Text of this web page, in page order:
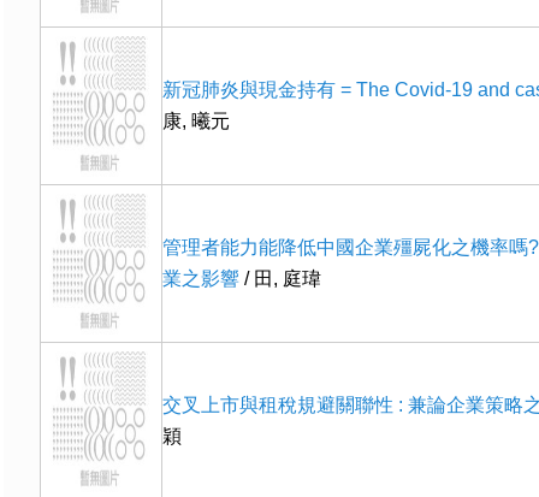
新冠肺炎與現金持有 = The Covid-19 and
康, 曦元
管理者能力能降低中國企業殭屍化之機率嗎
業之影響 / 田, 庭瑋
交叉上市與租稅規避關聯性 : 兼論企業策略
穎